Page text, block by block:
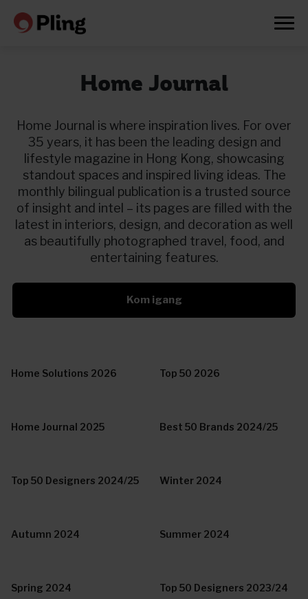
Prøv en måned gratis
Home Journal
Home Journal is where inspiration lives. For over
35 years, it has been the leading design and
lifestyle magazine in Hong Kong, showcasing
standout spaces and inspired living ideas. The
monthly bilingual publication is a trusted source
of insight and intel – its pages are filled with the
latest in interiors, design, and decoration as well
as beautifully photographed travel, food, and
entertaining features.
Kom igang
Home Solutions 2026 Top 50 2026
Home Journal 2025 Best 50 Brands 2024/25
Top 50 Designers 2024/25 Winter 2024
Autumn 2024 Summer 2024
Spring 2024 Top 50 Designers 2023/24